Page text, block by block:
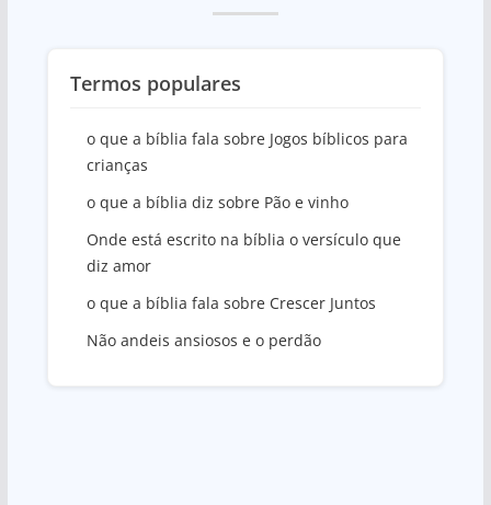
Termos populares
o que a bíblia fala sobre Jogos bíblicos para
crianças
o que a bíblia diz sobre Pão e vinho
Onde está escrito na bíblia o versículo que
diz amor
o que a bíblia fala sobre Crescer Juntos
Não andeis ansiosos e o perdão